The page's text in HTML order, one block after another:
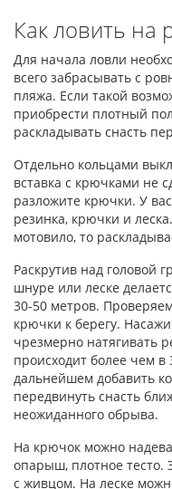
Как ловить на
Для начала ловли
всего забрасывать с
пляжа. Если такой
приобрести плотный
раскладывать снасть
Отдельно кольцами
вставка с крючками не
разложите крючки. У
резинка, крючки и
мотовило, то
Раскрутив над головой
шнуре или леске
30-50 метров.
крючки к берегу.
чрезмерно натягивать
происходит более чем в
дальнейшем добавить
передвинуть снасть
неожиданного обрыва.
На крючок можно
опарыш, плотное тесто.
с живцом. На леске